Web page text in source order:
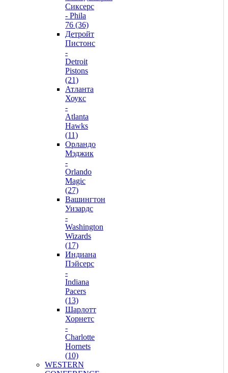
Сиксерс
- Phila
76 (36)
Детройт
Пистонс
-
Detroit
Pistons
(21)
Атланта
Хоукс
-
Atlanta
Hawks
(11)
Орландо
Мэджик
-
Orlando
Magic
(27)
Вашингтон
Уизардс
-
Washington
Wizards
(17)
Индиана
Пэйсерс
-
Indiana
Pacers
(13)
Шарлотт
Хорнетс
-
Charlotte
Hornets
(10)
WESTERN